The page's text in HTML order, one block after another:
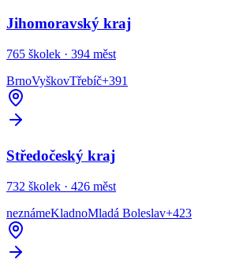
Jihomoravský kraj
765 školek · 394 měst
BrnoVyškovTřebíč+391
Středočeský kraj
732 školek · 426 měst
neznámeKladnoMladá Boleslav+423